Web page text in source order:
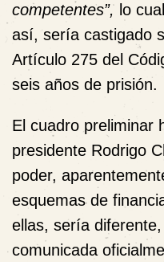
competentes”, lo
así, sería castigado
Artículo 275 del
seis años de prisión.
El cuadro preliminar
presidente Rodrigo
poder,
esquemas de
ellas, sería
comunicada